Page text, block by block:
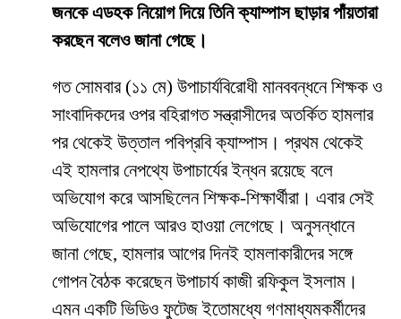
জনকে এডহক নিয়োগ দিয়ে তিনি ক্যাম্পাস ছাড়ার পাঁয়তারা
করছেন বলেও জানা গেছে।
​গত সোমবার (১১ মে) উপাচার্যবিরোধী মানববন্ধনে শিক্ষক ও
সাংবাদিকদের ওপর বহিরাগত সন্ত্রাসীদের অতর্কিত হামলার
পর থেকেই উত্তাল পবিপ্রবি ক্যাম্পাস। প্রথম থেকেই
এই হামলার নেপথ্যে উপাচার্যের ইন্ধন রয়েছে বলে
অভিযোগ করে আসছিলেন শিক্ষক-শিক্ষার্থীরা। এবার সেই
অভিযোগের পালে আরও হাওয়া লেগেছে। অনুসন্ধানে
জানা গেছে, হামলার আগের দিনই হামলাকারীদের সঙ্গে
গোপন বৈঠক করেছেন উপাচার্য কাজী রফিকুল ইসলাম।
এমন একটি ভিডিও ফুটেজ ইতোমধ্যে গণমাধ্যমকর্মীদের